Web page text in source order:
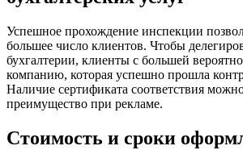
Успешное прохождение инспекции
большее число клиентов. Чтобы
бухгалтерии, клиенты с большей
компанию, которая успешно прошла
Наличие сертификата соответствия
преимущество при рекламе.
Стоимость и сроки